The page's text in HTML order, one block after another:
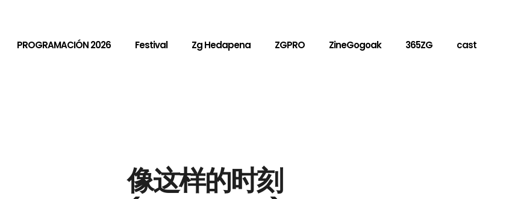
PROGRAMACIÓN 2026 Festival Zg Hedapena ZGPRO ZineGogoak 365ZG cast
像这样的时刻